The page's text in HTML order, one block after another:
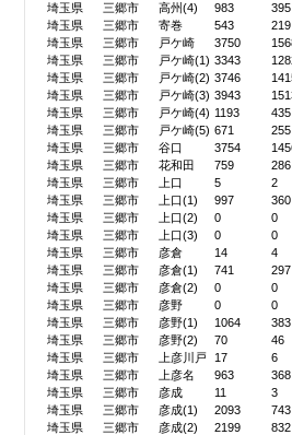
埼玉県
三郷市 高州(4) 983 395
埼玉県
三郷市 寄巻 543 219
埼玉県
三郷市 戸ケ崎 3750
埼玉県
三郷市 戸ケ崎(1) 3343
埼玉県
三郷市 戸ケ崎(2) 3746
埼玉県
三郷市 戸ケ崎(3) 3943
埼玉県
三郷市 戸ケ崎(4) 1193 435
埼玉県
三郷市 戸ケ崎(5) 671 255
埼玉県
三郷市 谷口 3754
埼玉県
三郷市 花和田 759 286
埼玉県
三郷市 上口 5 2
埼玉県
三郷市 上口(1) 997 360
埼玉県
三郷市 上口(2) 0 0
埼玉県
三郷市 上口(3) 0 0
埼玉県
三郷市 彦倉 14 4
埼玉県
三郷市 彦倉(1) 741 297
埼玉県
三郷市 彦倉(2) 0 0
埼玉県
三郷市 彦野 0 0
埼玉県
三郷市 彦野(1) 1064 383
埼玉県
三郷市 彦野(2) 70 46
埼玉県
三郷市 上彦川戸 17 6
埼玉県
三郷市 上彦名 963 368
埼玉県
三郷市 彦成 11 3
埼玉県
三郷市 彦成(1) 2093 743
埼玉県
三郷市 彦成(2) 2199 832